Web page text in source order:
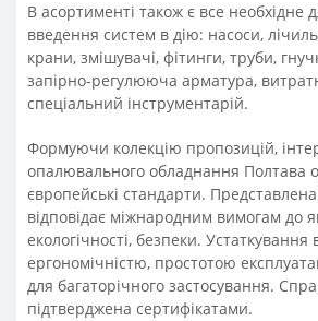
В асортименті також є все необхідне
введення систем в дію: насоси,
крани, змішувачі, фітинги, труби,
запірно-регулююча арматура,
спеціальний інструментарій.
Формуючи колекцію пропозицій,
опалювального обладнання Полтава
європейські стандарти.
відповідає міжнародним вимогам до
екологічності, безпеки. Устаткування
ергономічністю, простотою
для багаторічного застосування.
підтверджена сертифікатами.